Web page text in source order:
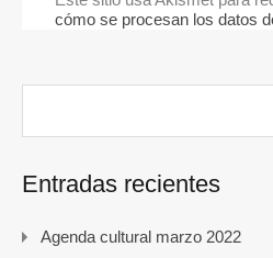
cómo se procesan los datos
Entradas recientes
Agenda cultural marzo 2022